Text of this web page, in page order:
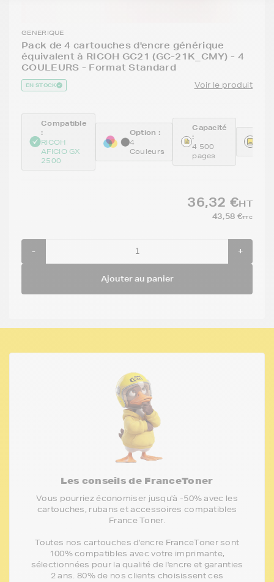
GENERIQUE
Pack de 4 cartouches d'encre générique
équivalent à RICOH GC21 (GC-21K_CMY) - 4
COULEURS - Format Standard
EN STOCK Voir le produit
Compatible
:
RICOH
AFICIO GX
2500
Option :
4
Couleurs
Capacité
:
4 500
pages
36,32 €HT
43,58 €TTC
- +
Ajouter au panier
Les conseils de FranceToner
Vous pourriez économiser jusqu'à -50% avec les
cartouches, rubans et accessoires compatibles
France Toner.
Toutes nos cartouches d'encre FranceToner sont
100% compatibles avec votre imprimante,
sélectionnées pour la qualité de l'encre et garanties
2 ans. 80% de nos clients choisissent ces